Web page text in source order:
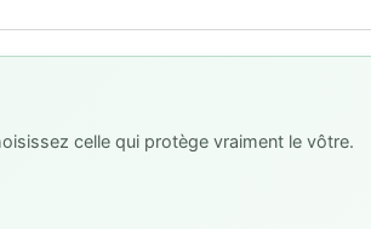
celle qui protège vraiment le vôtre.